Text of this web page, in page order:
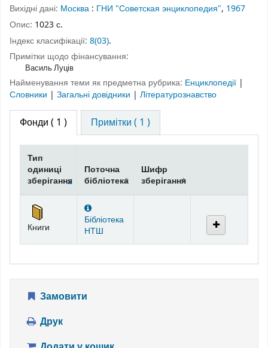
Вихідні дані: Москва : ГНИ "Советская энциклопедия", 1967
Опис: 1023 с.
Індекс класифікації: 8(03).
Примітки щодо фінансування:
Василь Луців
Найменування теми як предметна рубрика: Енциклопедії |
Словники | Загальні довідники | Літературознавство
Фонди ( 1 ) Примітки ( 1 )
Фонди
Тип
одиниці
зберігання
Поточна
бібліотека
Шифр
зберігання
Книги
Бібліотека
НТШ
Замовити
Друк